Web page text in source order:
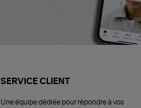
SERVICE CLIENT
Une équipe dédiée pour répondre à vos